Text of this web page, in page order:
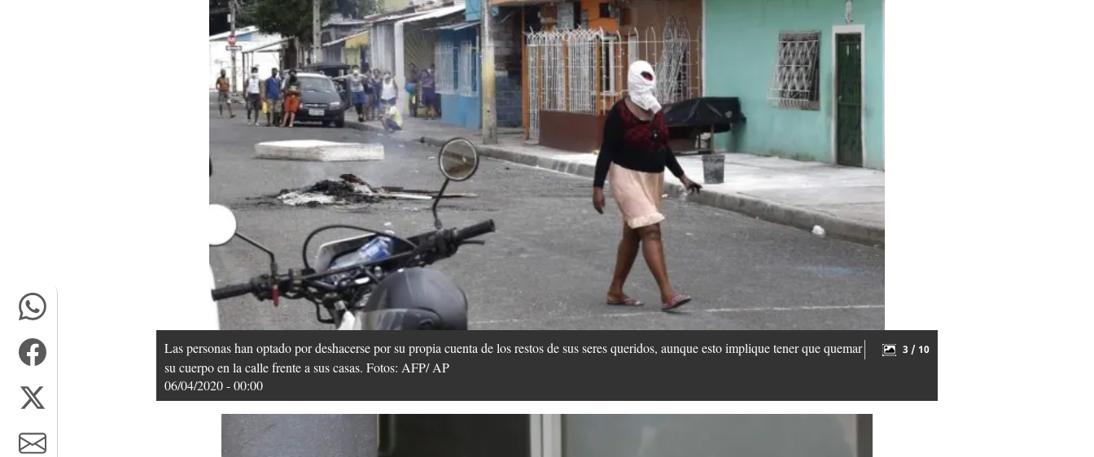
Las personas han optado por deshacerse por su propia cuenta de los restos de sus seres queridos, aunque esto implique tener que quemar
su cuerpo en la calle frente a sus casas. Fotos: AFP/ AP
06/04/2020 - 00:00
3 / 10